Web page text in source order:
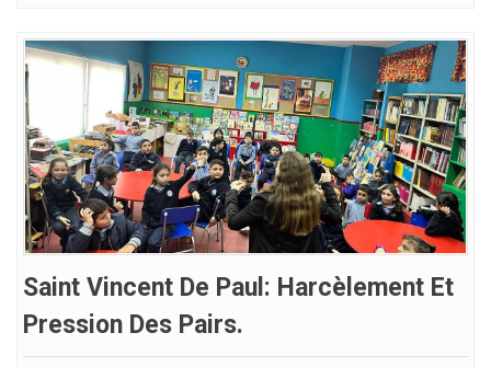
Saint Vincent De Paul: Harcèlement Et
Pression Des Pairs.